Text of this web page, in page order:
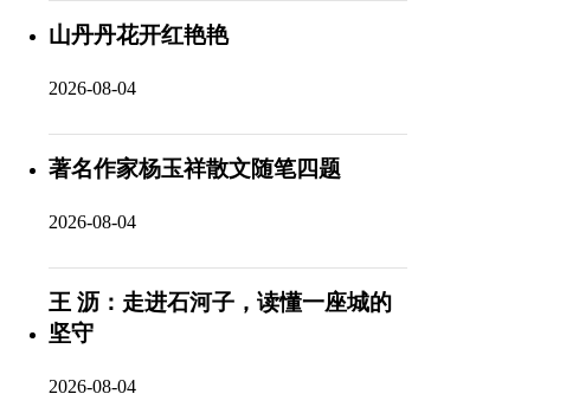
山丹丹花开红艳艳
2026-08-04
著名作家杨玉祥散文随笔四题
2026-08-04
王 沥：走进石河子，读懂一座城的
坚守
2026-08-04